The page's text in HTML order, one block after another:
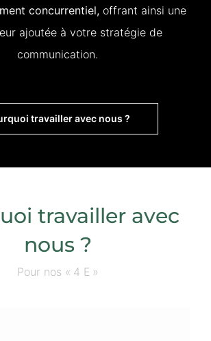
concurrentiel, offrant ainsi une
ajoutée à votre stratégie de
communication.
travailler avec nous ?
travailler avec
nous ?
Pour nos « 4 E »